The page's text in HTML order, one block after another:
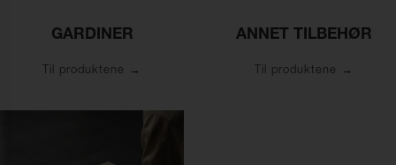
GARDINER
Til produktene
ANNET TILBEHØR
Til produktene